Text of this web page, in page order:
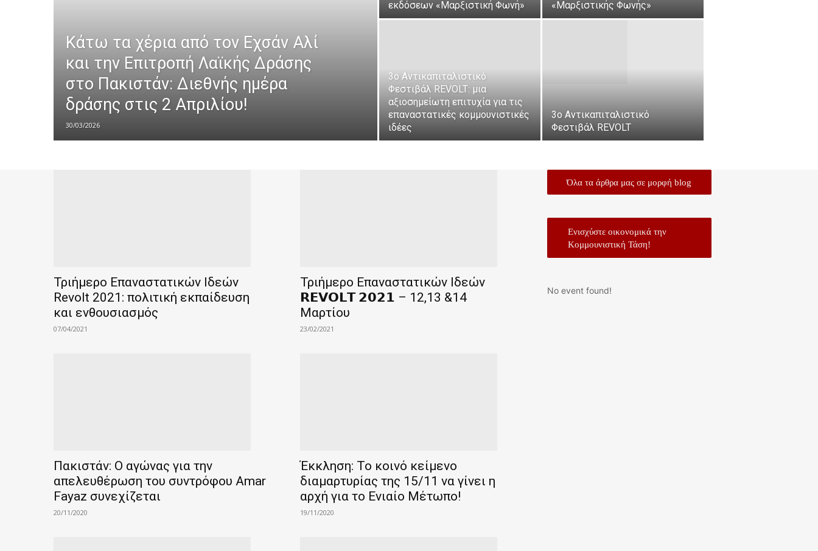
Κάτω τα χέρια από τον Εχσάν Αλί
και την Επιτροπή Λαϊκής Δράσης
στο Πακιστάν: Διεθνής ημέρα
δράσης στις 2 Απριλίου!
30/03/2026
εκδόσεων «Μαρξιστική Φωνή»
«Μαρξιστικής Φωνής»
3ο Αντικαπιταλιστικό
Φεστιβάλ REVOLT: μια
αξιοσημείωτη επιτυχία για τις
επαναστατικές κομμουνιστικές
ιδέες
3ο Αντικαπιταλιστικό
Φεστιβάλ REVOLT
Τριήμερο Επαναστατικών Ιδεών
Revolt 2021: πολιτική εκπαίδευση
και ενθουσιασμός
07/04/2021
Τριήμερο Επαναστατικών Ιδεών
𝗥𝗘𝗩𝗢𝗟𝗧 𝟮𝟬𝟮𝟭 – 12,13 &14
Μαρτίου
23/02/2021
Πακιστάν: Ο αγώνας για την
απελευθέρωση του συντρόφου Amar
Fayaz συνεχίζεται
20/11/2020
Έκκληση: Το κοινό κείμενο
διαμαρτυρίας της 15/11 να γίνει η
αρχή για το Ενιαίο Μέτωπο!
19/11/2020
Όλα τα άρθρα μας σε μορφή blog
Ενισχύστε οικονομικά την
Κομμουνιστική Τάση!
No event found!